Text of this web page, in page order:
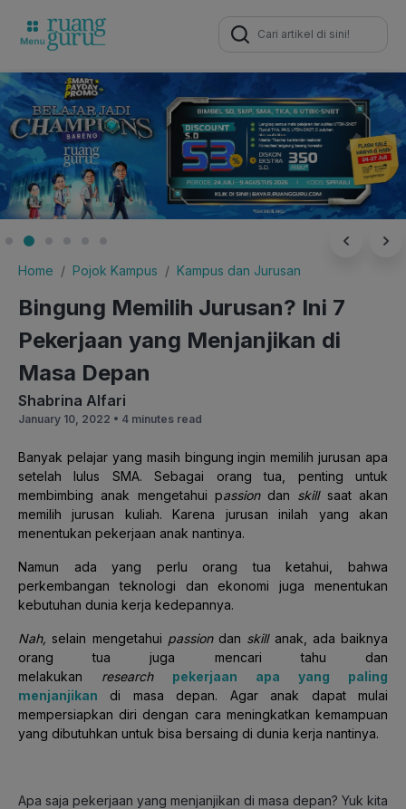
Search
for:
Home Pojok Kampus Kampus dan Jurusan
Bingung Memilih Jurusan? Ini 7
Pekerjaan yang Menjanjikan di
Masa Depan
Shabrina Alfari
January 10, 2022 • 4 minutes read
Banyak pelajar yang masih bingung ingin memilih jurusan apa
setelah lulus SMA. Sebagai orang tua, penting untuk
membimbing anak mengetahui passiondan skill saat akan
memilih jurusan kuliah. Karena jurusan inilah yang akan
menentukan pekerjaan anak nantinya.
Namun ada yang perlu orang tua ketahui, bahwa
perkembangan teknologi dan ekonomi juga menentukan
kebutuhan dunia kerja kedepannya.
Nah, selain mengetahui passiondan skill anak, ada baiknya
orang tua juga mencari tahu dan
melakukan research
pekerjaan apa yang paling
menjanjikan di masa depan. Agar anak dapat mulai
mempersiapkan diri dengan cara meningkatkan kemampuan
yang dibutuhkan untuk bisa bersaing di dunia kerja nantinya.
Apa saja pekerjaan yang menjanjikan di masa depan? Yuk kita